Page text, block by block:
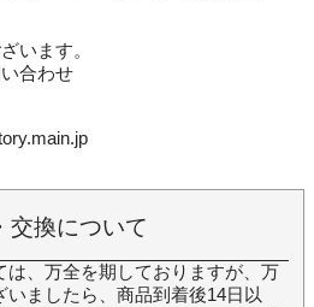
います。
合わせ
交換について
は、万全を期しておりますが、万
ましたら、商品到着後14日以